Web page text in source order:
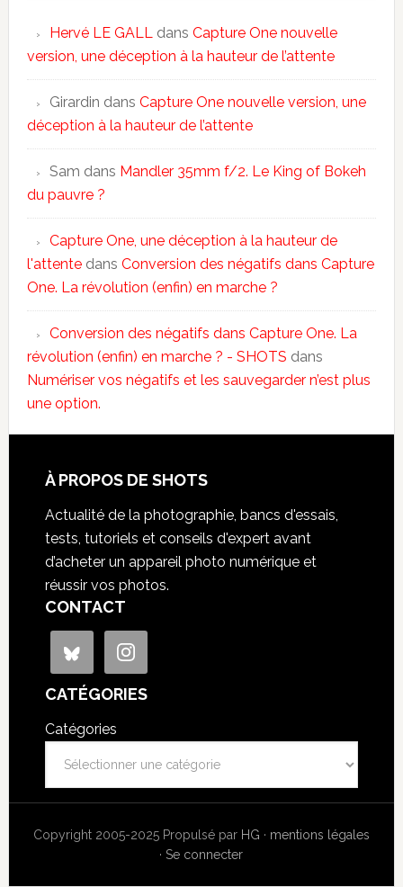
Hervé LE GALL dans Capture One nouvelle
version, une déception à la hauteur de l’attente
Girardin dans Capture One nouvelle version, une
déception à la hauteur de l’attente
Sam dans Mandler 35mm f/2. Le King of Bokeh
du pauvre ?
Capture One, une déception à la hauteur de
l'attentedans Conversion des négatifs dans Capture
One. La révolution (enfin) en marche ?
Conversion des négatifs dans Capture One. La
révolution (enfin) en marche ? - SHOTS dans
Numériser vos négatifs et les sauvegarder n’est plus
une option.
À PROPOS DE SHOTS
Actualité de la photographie, bancs d'essais,
tests, tutoriels et conseils d'expert avant
d’acheter un appareil photo numérique et
réussir vos photos.
CONTACT
CATÉGORIES
Catégories
Copyright 2005-2025 Propulsé par HG · mentions légales
·Se connecter